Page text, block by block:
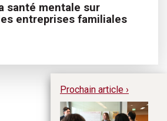
santé mentale sur
entreprises familiales
Prochain article ›